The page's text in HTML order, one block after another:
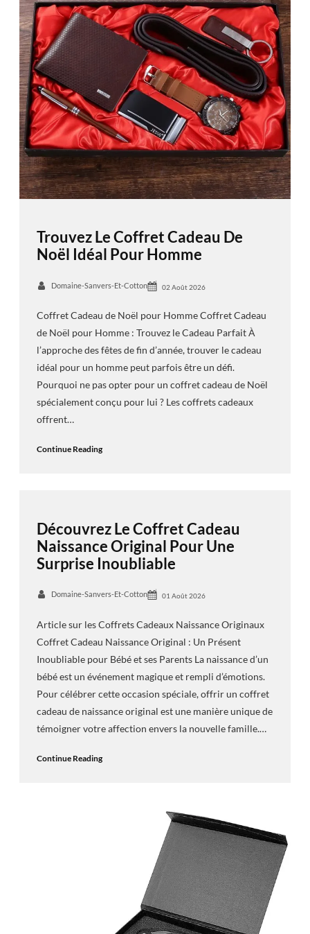
Trouvez Le Coffret Cadeau De
Noël Idéal Pour Homme
Domaine-Sanvers-Et-Cotton 02 Août 2026
Coffret Cadeau de Noël pour Homme Coffret Cadeau
de Noël pour Homme : Trouvez le Cadeau Parfait À
l’approche des fêtes de fin d’année, trouver le cadeau
idéal pour un homme peut parfois être un défi.
Pourquoi ne pas opter pour un coffret cadeau de Noël
spécialement conçu pour lui ? Les coffrets cadeaux
offrent…
Continue Reading
Découvrez Le Coffret Cadeau
Naissance Original Pour Une
Surprise Inoubliable
Domaine-Sanvers-Et-Cotton 01 Août 2026
Article sur les Coffrets Cadeaux Naissance Originaux
Coffret Cadeau Naissance Original : Un Présent
Inoubliable pour Bébé et ses Parents La naissance d’un
bébé est un événement magique et rempli d’émotions.
Pour célébrer cette occasion spéciale, offrir un coffret
cadeau de naissance original est une manière unique de
témoigner votre affection envers la nouvelle famille.…
Continue Reading